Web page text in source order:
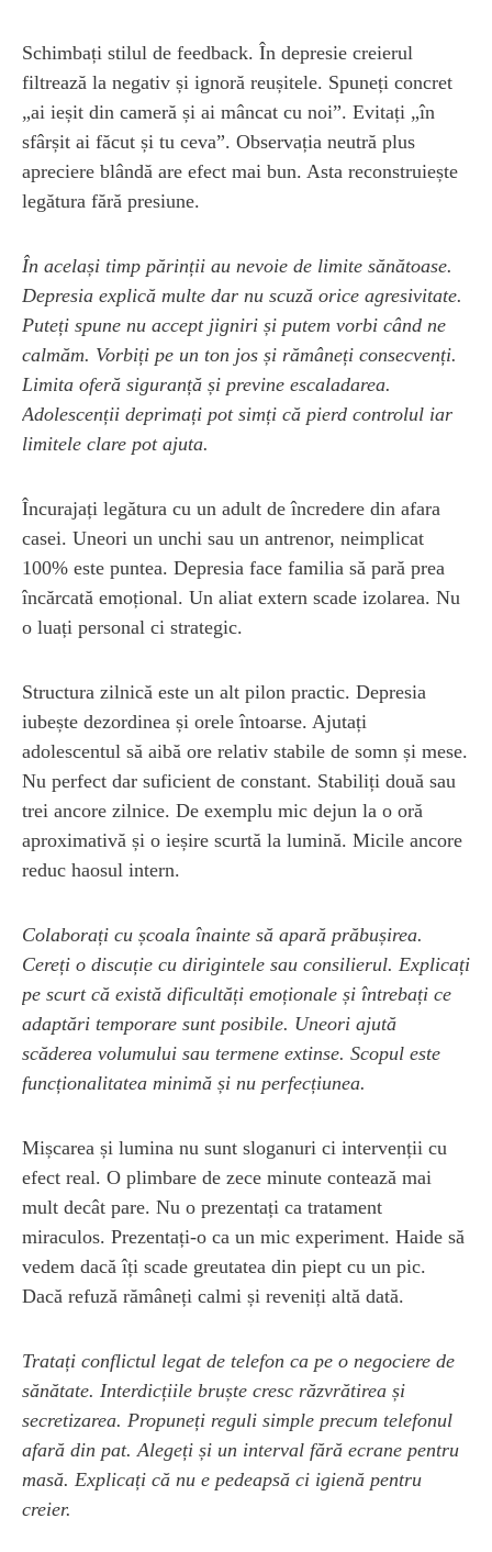
Schimbați stilul de feedback. În depresie creierul
filtrează la negativ și ignoră reușitele. Spuneți concret
„ai ieșit din cameră și ai mâncat cu noi”. Evitați „în
sfârșit ai făcut și tu ceva”. Observația neutră plus
apreciere blândă are efect mai bun. Asta reconstruiește
legătura fără presiune.
În același timp părinții au nevoie de limite sănătoase.
Depresia explică multe dar nu scuză orice agresivitate.
Puteți spune nu accept jigniri și putem vorbi când ne
calmăm. Vorbiți pe un ton jos și rămâneți consecvenți.
Limita oferă siguranță și previne escaladarea.
Adolescenții deprimați pot simți că pierd controlul iar
limitele clare pot ajuta.
Încurajați legătura cu un adult de încredere din afara
casei. Uneori un unchi sau un antrenor, neimplicat
100% este puntea. Depresia face familia să pară prea
încărcată emoțional. Un aliat extern scade izolarea. Nu
o luați personal ci strategic.
Structura zilnică este un alt pilon practic. Depresia
iubește dezordinea și orele întoarse. Ajutați
adolescentul să aibă ore relativ stabile de somn și mese.
Nu perfect dar suficient de constant. Stabiliți două sau
trei ancore zilnice. De exemplu mic dejun la o oră
aproximativă și o ieșire scurtă la lumină. Micile ancore
reduc haosul intern.
Colaborați cu școala înainte să apară prăbușirea.
Cereți o discuție cu dirigintele sau consilierul. Explicați
pe scurt că există dificultăți emoționale și întrebați ce
adaptări temporare sunt posibile. Uneori ajută
scăderea volumului sau termene extinse. Scopul este
funcționalitatea minimă și nu perfecțiunea.
Mișcarea și lumina nu sunt sloganuri ci intervenții cu
efect real. O plimbare de zece minute contează mai
mult decât pare. Nu o prezentați ca tratament
miraculos. Prezentați-o ca un mic experiment. Haide să
vedem dacă îți scade greutatea din piept cu un pic.
Dacă refuză rămâneți calmi și reveniți altă dată.
Tratați conflictul legat de telefon ca pe o negociere de
sănătate. Interdicțiile bruște cresc răzvrătirea și
secretizarea. Propuneți reguli simple precum telefonul
afară din pat. Alegeți și un interval fără ecrane pentru
masă. Explicați că nu e pedeapsă ci igienă pentru
creier.